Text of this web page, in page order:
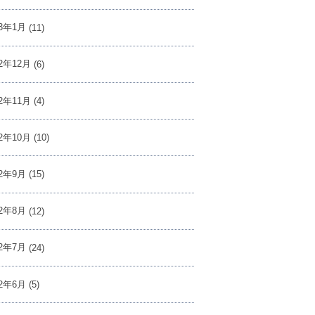
年1月 (11)
年12月 (6)
年11月 (4)
年10月 (10)
年9月 (15)
年8月 (12)
年7月 (24)
年6月 (5)